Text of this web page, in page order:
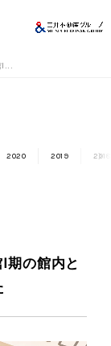
2020 2019 2018
期の館内と